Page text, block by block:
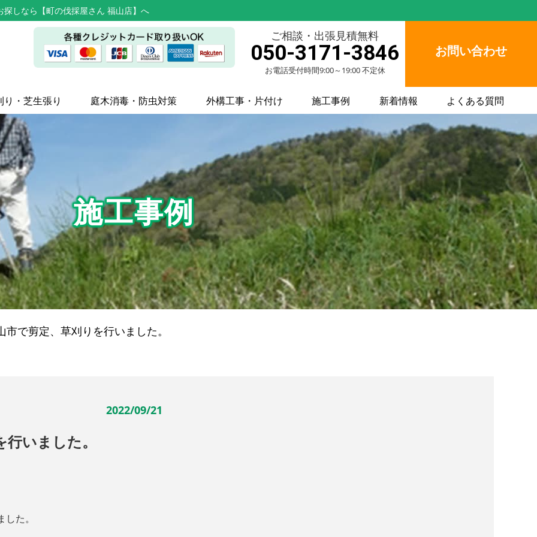
しなら【町の伐採屋さん 福山店】へ
ご相談・出張見積無料
050-3171-3846
お電話受付時間9:00～19:00 不定休
お問い合わせ
り・芝生張り 庭木消毒・防虫対策 外構工事・片付け 施工事例 新着情報 よくある質問
施工事例
市で剪定、草刈りを行いました。
2022/09/21
いました。
た。